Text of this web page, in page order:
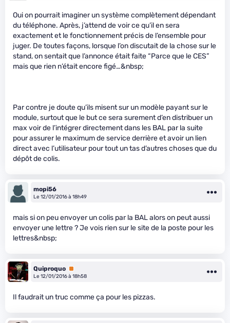
Oui on pourrait imaginer un système complètement dépendant
du téléphone. Après, j’attend de voir ce qu’il en sera
exactement et le fonctionnement précis de l’ensemble pour
juger. De toutes façons, lorsque l’on discutait de la chose sur le
stand, on sentait que l’annonce était faite “Parce que le CES”
mais que rien n’était encore figé…&nbsp;
Par contre je doute qu’ils misent sur un modèle payant sur le
module, surtout que le but ce sera surement d’en distribuer un
max voir de l’intégrer directement dans les BAL par la suite
pour assurer le maximum de service derrière et avoir un lien
direct avec l’utilisateur pour tout un tas d’autres choses que du
dépôt de colis.
mopi56
Le 12/01/2016 à 18h49
mais si on peu envoyer un colis par la BAL alors on peut aussi
envoyer une lettre ? Je vois rien sur le site de la poste pour les
lettres&nbsp;
Quiproquo Premium
Le 12/01/2016 à 18h58
Il faudrait un truc comme ça pour les pizzas.